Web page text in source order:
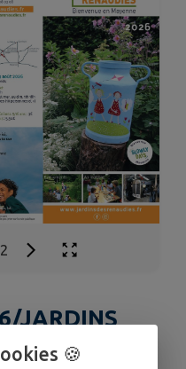
2
JARDINS
🍪